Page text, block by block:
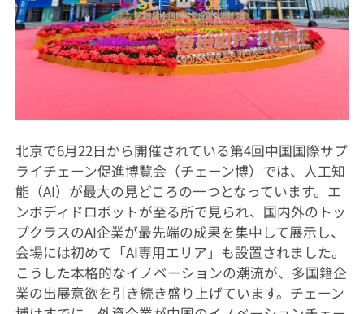
北京で6月22日から開催されている第4回中国国際サプ
ライチェーン促進博覧会（チェーン博）では、人工知
能（AI）が最大の見どころの一つとなっています。エ
ンボディドロボットが至る所で見られ、国内外のトッ
プクラスのAI企業が最先端の成果を集中して展示し、
会場には初めて「AI専用エリア」も設置されました。
こうした本格的なイノベーションの潮流が、多国籍企
業の出展意欲を引き続き盛り上げています。チェーン